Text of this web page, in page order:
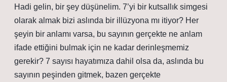
Hadi gelin, bir şey düşünelim. 7’yi bir kutsallık simgesi
olarak almak bizi aslında bir illüzyona mı itiyor? Her
şeyin bir anlamı varsa, bu sayının gerçekte ne anlam
ifade ettiğini bulmak için ne kadar derinleşmemiz
gerekir? 7 sayısı hayatımıza dahil olsa da, aslında bu
sayının peşinden gitmek, bazen gerçekte